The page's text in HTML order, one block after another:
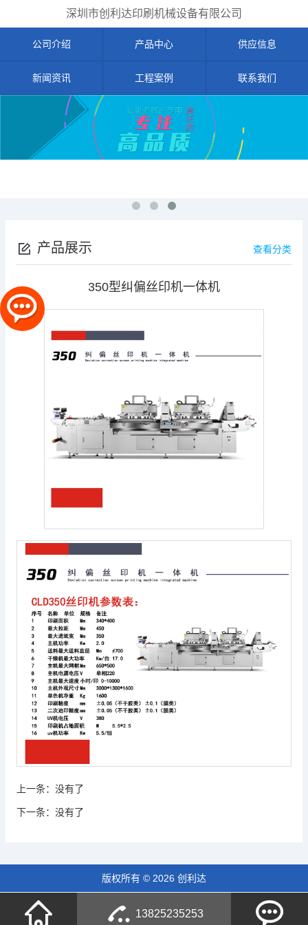
深圳市创利达印刷机械设备有限公司
公司介绍 产品中心 供应信息
新闻资讯 工程案例 联系我们
产品展示 查看分类
350型纠偏丝印机一体机
上一条： 没有了
下一条： 没有了
版权所有 © 2026 创利达
13825235253